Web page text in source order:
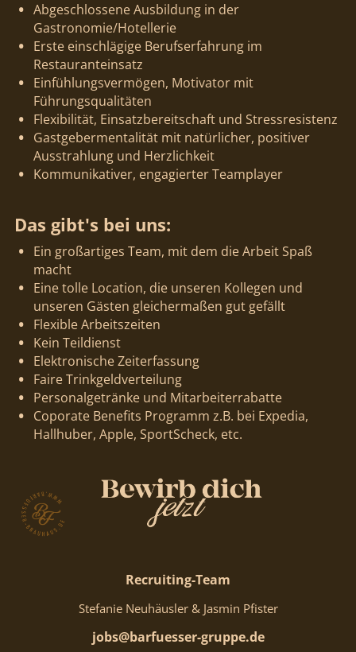
Abgeschlossene Ausbildung in der
Gastronomie/Hotellerie
Erste einschlägige Berufserfahrung im
Restauranteinsatz
Einfühlungsvermögen, Motivator mit
Führungsqualitäten
Flexibilität, Einsatzbereitschaft und Stressresistenz
Gastgebermentalität mit natürlicher, positiver
Ausstrahlung und Herzlichkeit
Kommunikativer, engagierter Teamplayer
Das gibt's bei uns:
Ein großartiges Team, mit dem die Arbeit Spaß
macht
Eine tolle Location, die unseren Kollegen und
unseren Gästen gleichermaßen gut gefällt
Flexible Arbeitszeiten
Kein Teildienst
Elektronische Zeiterfassung
Faire Trinkgeldverteilung
Personalgetränke und Mitarbeiterrabatte
Coporate Benefits Programm z.B. bei Expedia,
Hallhuber, Apple, SportScheck, etc.
Recruiting-Team
Stefanie Neuhäusler & Jasmin Pfister
jobs@barfuesser-gruppe.de